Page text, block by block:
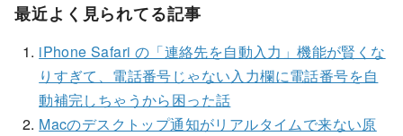
最近よく見られてる記事
iPhone Safari の「連絡先を自動入力」機能が賢くな
りすぎて、電話番号じゃない入力欄に電話番号を自
動補完しちゃうから困った話
Macのデスクトップ通知がリアルタイムで来ない原